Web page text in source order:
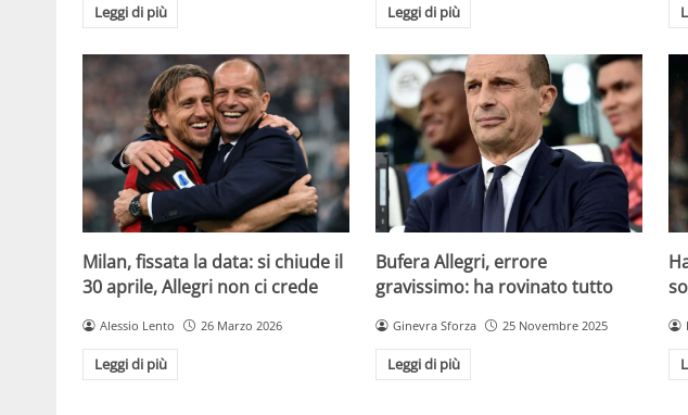
Leggi di più Leggi di più
Milan, fissata la data: si chiude il
30 aprile, Allegri non ci crede
Alessio Lento 26 Marzo 2026
Leggi di più
Bufera Allegri, errore
gravissimo: ha rovinato tutto
Ginevra Sforza 25 Novembre 2025
Leggi di più